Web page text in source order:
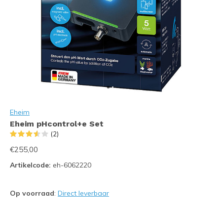
Eheim
Eheim pHcontrol+e Set
(2)
€255,00
Artikelcode: eh-6062220
Op voorraad: Direct leverbaar